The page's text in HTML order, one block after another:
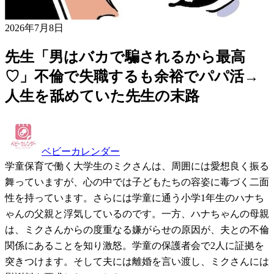
2026年7月8日
先生「男はバカで騙されるから最高
♡」不倫で失職するも余裕でパパ活→
人生を舐めていた先生の末路
ベビーカレンダー
学童保育で働く大学生のミクさんは、周囲には愛想良く振る
舞っていますが、心の中では子どもたちの容姿に毒づく二面
性を持っています。さらには学童に通う小学1年生のハナち
ゃんの父親と浮気しているのです。一方、ハナちゃんの母親
は、ミクさんからの度重なる嫌がらせの原因が、夫との不倫
関係にあることを知り激怒。学童の保護者会で2人に証拠を
突きつけます。そして夫には離婚を言い渡し、ミクさんには